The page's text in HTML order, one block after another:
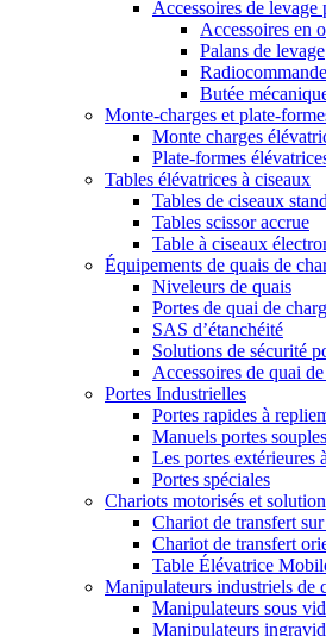
Accessoires de levage
Accessoires en
Palans de levage
Butée
Monte-charges et plate-
Monte charges
Plate-formes
Tables élévatrices à ciseaux
Tables de ciseaux
Tables scissor accrue
Table à ciseaux
Équipements de quais de
Niveleurs de quais
Portes de quai de
SAS d’étanchéité
Solutions de sécurité
Accessoires de quai
Portes Industrielles
Portes rapides à
Manuels portes souples
Les portes extérieures
Portes spéciales
Chariots motorisés et
Chariot de transfert
Chariot de transfert
Table Élévatrice
Manipulateurs industriels de
Manipulateurs sous
Manipulateurs